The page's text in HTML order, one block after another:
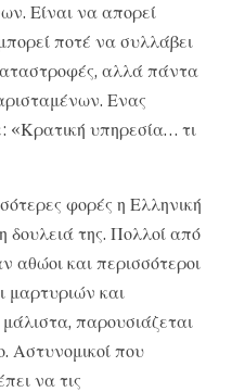
Είναι να απορεί
ποτέ να συλλάβει
αλλά πάντα
Ενας
«Κρατική υπηρεσία… τι
φορές η Ελληνική
δουλειά της. Πολλοί από
αθώοι και περισσότεροι
μαρτυριών και
μάλιστα, παρουσιάζεται
Αστυνομικοί που
να τις